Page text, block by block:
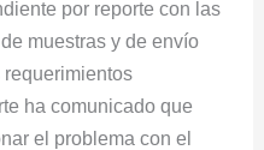
por reporte con las
muestras y de envío
ha comunicado que
el problema con el